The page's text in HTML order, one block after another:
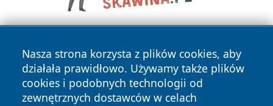
Nasza strona korzysta z plików cookies, aby
działała prawidłowo. Używamy także plików
cookies i podobnych technologii od
zewnętrznych dostawców w celach